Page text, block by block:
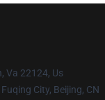
Va 22124, Us
City, Beijing, CN